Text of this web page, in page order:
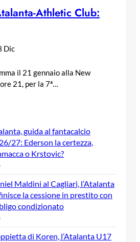
Athletic Club:
Dic
il 21 gennaio alla New
21, per la 7ª…
guida al fantacalcio
27: Ederson la certezza,
o Krstovic?
Maldini al Cagliari, l’Atalanta
la cessione in prestito con
condizionato
di Koren, l’Atalanta U17